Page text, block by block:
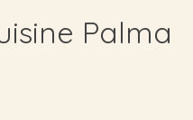
Palma